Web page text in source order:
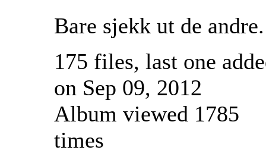
Bare sjekk ut de andre.
175 files, last one
on Sep 09, 2012
Album viewed 1785
times